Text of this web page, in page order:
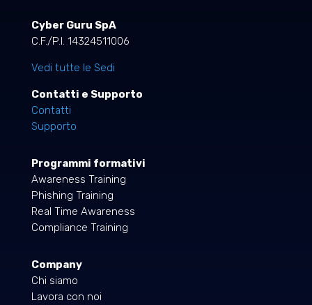
Cyber Guru SpA
C.F./P.I. 14324511006
Vedi tutte le Sedi
Contatti e Supporto
Contatti
Supporto
Programmi formativi
Awareness Training
Phishing Training
Real Time Awareness
Compliance Training
Company
Chi siamo
Lavora con noi